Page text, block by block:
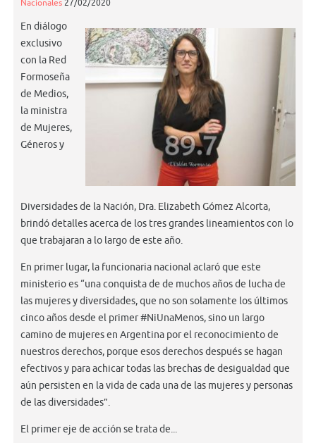
Nacionales27/02/2020
En diálogo
exclusivo
con la Red
Formoseña
de Medios,
la ministra
de Mujeres,
Géneros y
Diversidades de la Nación, Dra. Elizabeth Gómez Alcorta,
brindó detalles acerca de los tres grandes lineamientos con lo
que trabajaran a lo largo de este año.
En primer lugar, la funcionaria nacional aclaró que este
ministerio es “una conquista de de muchos años de lucha de
las mujeres y diversidades, que no son solamente los últimos
cinco años desde el primer #NiUnaMenos, sino un largo
camino de mujeres en Argentina por el reconocimiento de
nuestros derechos, porque esos derechos después se hagan
efectivos y para achicar todas las brechas de desigualdad que
aún persisten en la vida de cada una de las mujeres y personas
de las diversidades”.
El primer eje de acción se trata de...